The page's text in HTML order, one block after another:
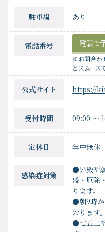
駐車場 あり
電話番号 電話で
※お問合わ
とスムーズ
公式サイト https://
受付時間 09:00 〜
定休日 年中無休
感染症対策
●昇殿祈
盛・厄除
ります。
●朝9時か
おります。
●七五三